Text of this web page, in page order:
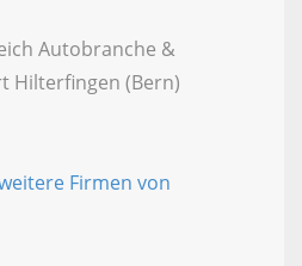
Autobranche &
Hilterfingen (Bern)
Firmen von